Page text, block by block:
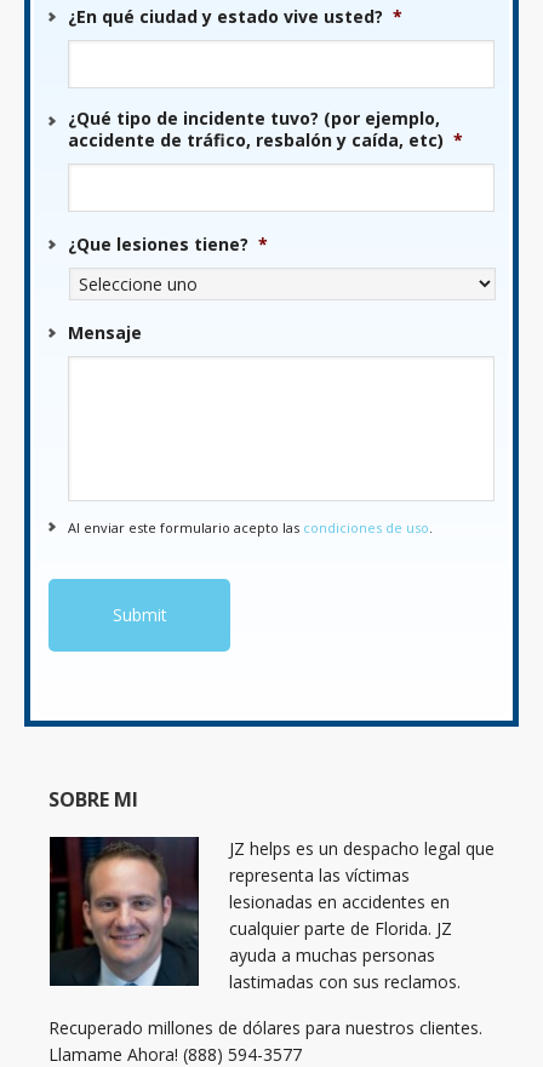
¿En qué ciudad y estado vive usted? *
¿Qué tipo de incidente tuvo? (por ejemplo,
accidente de tráfico, resbalón y caída, etc) *
¿Que lesiones tiene? *
Mensaje
Al enviar este formulario acepto las condiciones de uso
SOBRE MI
JZ helps es un despacho legal que
representa las víctimas
lesionadas en accidentes en
cualquier parte de Florida. JZ
ayuda a muchas personas
lastimadas con sus reclamos.
Recuperado millones de dólares para nuestros clientes.
Llamame Ahora! (888) 594-3577